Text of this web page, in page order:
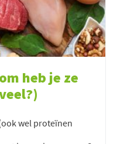
heb je ze
wel proteïnen